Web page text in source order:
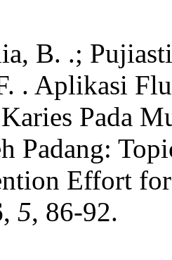
B. .;
. Aplikasi
Karies Pada
Padang:
Effort
, 5, 86-92.